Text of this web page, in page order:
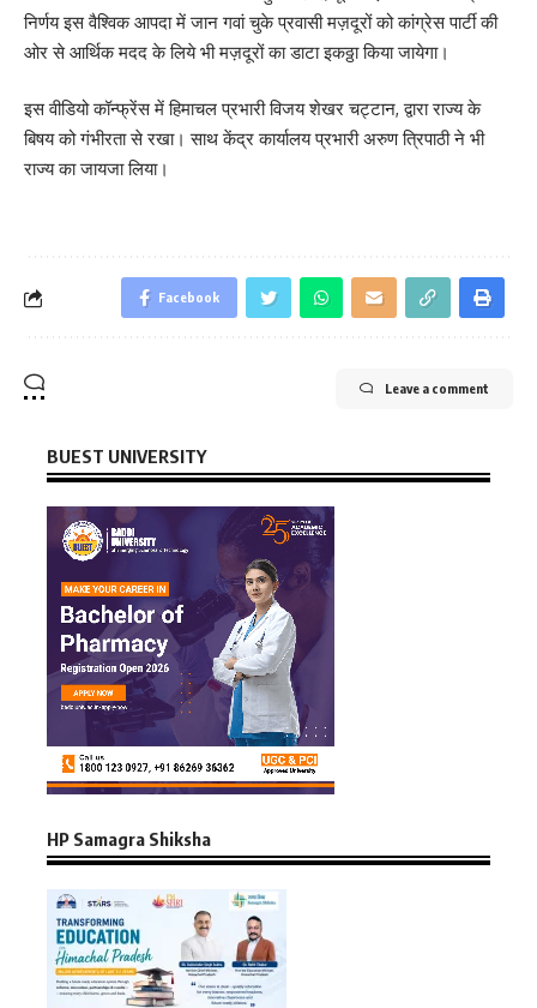
निर्णय इस वैश्विक आपदा में जान गवां चुके प्रवासी मज़दूरों को कांग्रेस पार्टी की
ओर से आर्थिक मदद के लिये भी मज़दूरों का डाटा इकठ्ठा किया जायेगा।
इस वीडियो कॉन्फ्रेंस में हिमाचल प्रभारी विजय शेखर चट्टान, द्वारा राज्य के
बिषय को गंभीरता से रखा। साथ केंद्र कार्यालय प्रभारी अरुण त्रिपाठी ने भी
राज्य का जायजा लिया।
Facebook
Leave a comment
BUEST UNIVERSITY
HP Samagra Shiksha